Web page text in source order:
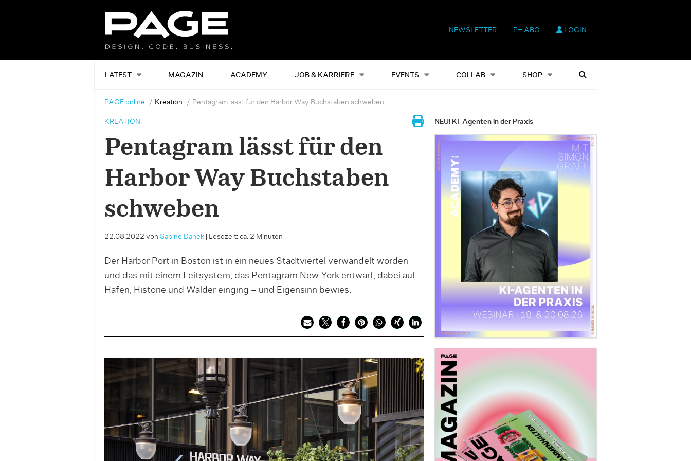
NEWSLETTER P+ ABO LOGIN
LATEST MAGAZIN ACADEMY JOB & KARRIERE EVENTS COLLAB SHOP
Alles Events Shop Heftausgaben Suchen
PAGE online Kreation Pentagram lässt für den Harbor Way Buchstaben schweben
KREATION
Pentagram lässt für den
Harbor Way Buchstaben
schweben
22.08.2022 von Sabine Danek| Lesezeit: ca. 2 Minuten
Der Harbor Port in Boston ist in ein neues Stadtviertel verwandelt worden
und das mit einem Leitsystem, das Pentagram New York entwarf, dabei auf
Hafen, Historie und Wälder einging – und Eigensinn bewies.
NEU! KI-Agenten in der Praxis